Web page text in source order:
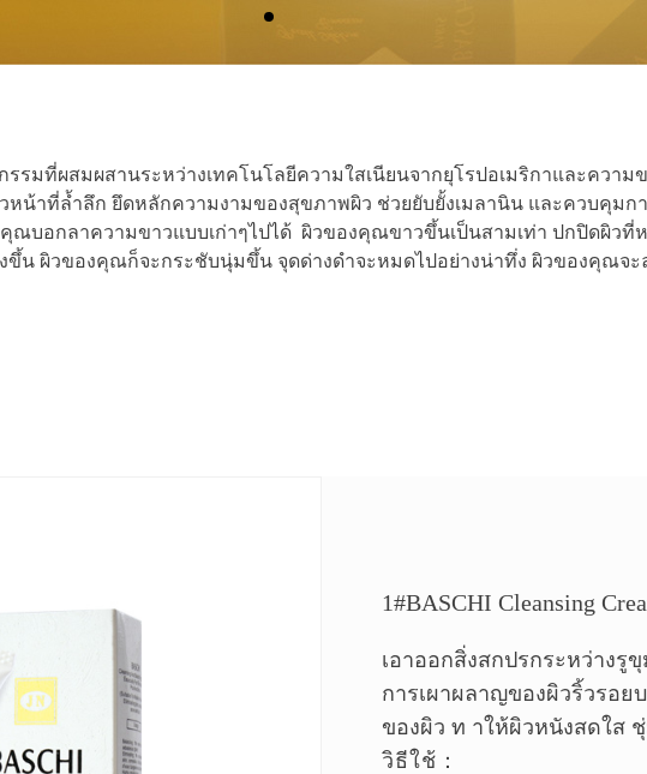
มที่ผสมผสานระหว่างเทคโนโลยีความใสเนียนจากยุโรปอเมริกาและควา
หน้าที่ล้ำลึก ยึดหลักความงามของสุขภาพผิว ช่วยยับยั้งเมลานิน และควบคุม
อกลาความขาวแบบเก่าๆไปได้ ผิวของคุณขาวขึ้นเป็นสามเท่า ปกปิดผิวที่ห
ขึ้น ผิวของคุณก็จะกระชับนุ่มขึ้น จุดด่างดำจะหมดไปอย่างน่าทึ่ง ผิวของคุณจะล
1#BASCHI Cleansing
เอาออกสิ่งสกปรกระหว่างรู
การเผาผลาญของผิวริ้วรอย
ของผิว ท าให้ผิวหนังสดใส
วิธีใช้ ：